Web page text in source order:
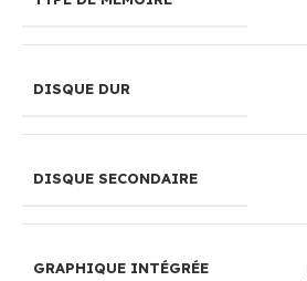
DISQUE DUR
DISQUE SECONDAIRE
GRAPHIQUE INTÉGRÉE